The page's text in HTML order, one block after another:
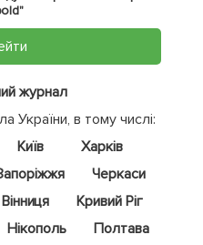
журнал
України, в тому числі:
Київ
Харків
Черкаси
Вінниця
Кривий Ріг
Нікополь
Полтава